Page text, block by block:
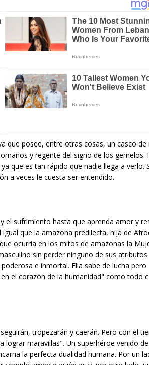
que posee, entre otras cosas, un casco de
y regente del signo de los gemelos.
que es tan rápido que nadie llega a verlo.
a veces le cuesta ser entendido.
el sufrimiento hasta que aprenda amor y
que la amazona predilecta, hija de
ocurría en los mitos de amazonas la
sin perder ninguno de sus atributos
e inmortal. Ella sabe de lucha pero
el corazón de la humanidad" como todo
tropezarán y caerán. Pero con el
lograr maravillas". Un superhéroe venido
la perfecta dualidad humana. Por un